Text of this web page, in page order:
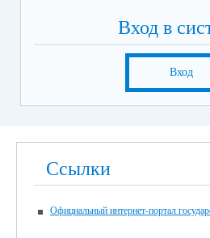
Вход в
Вход
Ссылки
Официальный интернет-портал